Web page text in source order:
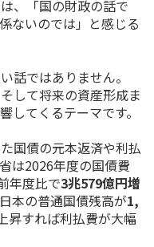
、「国の財政の話で
ないのでは」と感じる
話ではありません。
して将来の資産形成ま
してくるテーマです。
国債の元本返済や利払
は2026年度の国債費
年度比で3兆579億円増
本の普通国債残高が1,
昇すれば利払費が大幅